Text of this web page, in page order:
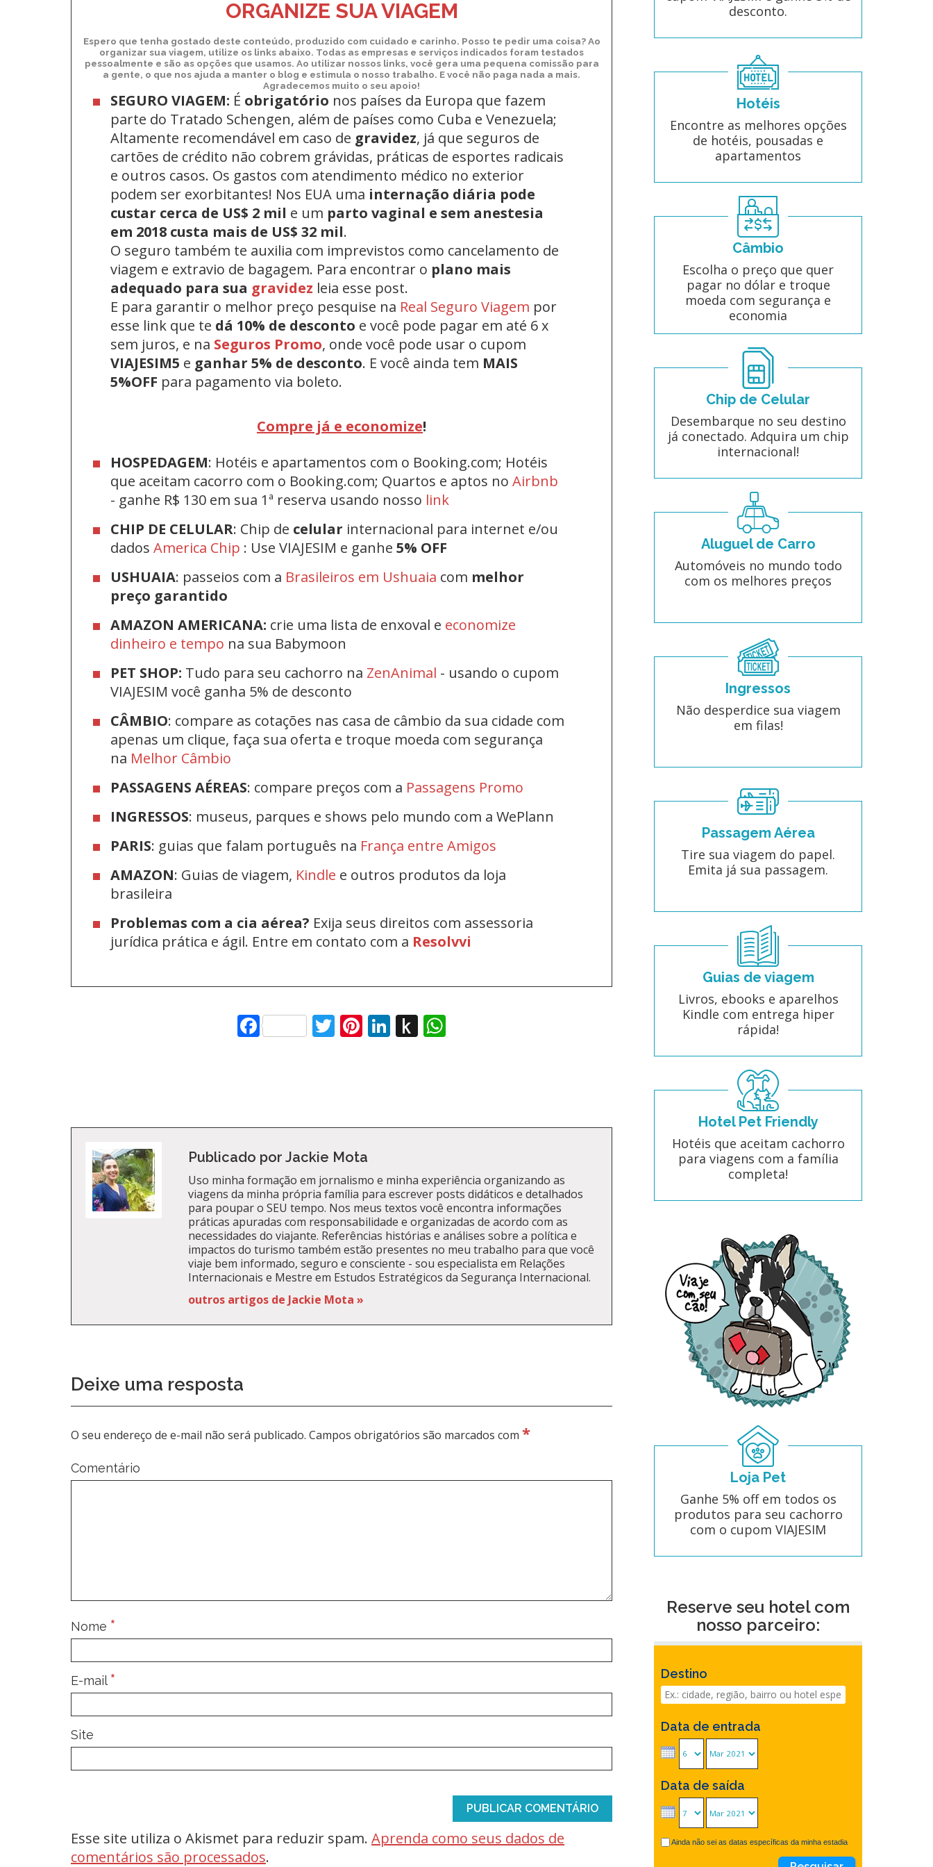
ORGANIZE SUA VIAGEM
Espero que tenha gostado deste conteúdo, produzido com cuidado e carinho. Posso te pedir uma coisa? Ao
organizar sua viagem, utilize os links abaixo. Todas as empresas e serviços indicados foram testados
pessoalmente e são as opções que usamos. Ao utilizar nossos links, você gera uma pequena comissão para
a gente, o que nos ajuda a manter o blog e estimula o nosso trabalho. E você não paga nada a mais.
Agradecemos muito o seu apoio!
SEGURO VIAGEM: É obrigatório nos países da Europa que fazem
parte do Tratado Schengen, além de países como Cuba e Venezuela;
Altamente recomendável em caso de gravidez, já que seguros de
cartões de crédito não cobrem grávidas, práticas de esportes radicais
e outros casos. Os gastos com atendimento médico no exterior
podem ser exorbitantes! Nos EUA uma internação diária pode
custar cerca de US$ 2 mil e um parto vaginal e sem anestesia
em 2018 custa mais de US$ 32 mil.
O seguro também te auxilia com imprevistos como cancelamento de
viagem e extravio de bagagem. Para encontrar o plano mais
adequado para sua gravidez leia esse post.
E para garantir o melhor preço pesquise na Real Seguro Viagem por
esse link que te dá 10% de desconto e você pode pagar em até 6 x
sem juros, e na Seguros Promo, onde você pode usar o cupom
VIAJESIM5 e ganhar 5% de desconto. E você ainda tem MAIS
5%OFF para pagamento via boleto.
Compre já e economize!
HOSPEDAGEM: Hotéis e apartamentos com o Booking.com; Hotéis
que aceitam cacorro com o Booking.com; Quartos e aptos no Airbnb
- ganhe R$ 130 em sua 1ª reserva usando nosso link
CHIP DE CELULAR: Chip de celular internacional para internet e/ou
dados America Chip : Use VIAJESIM e ganhe 5% OFF
USHUAIA: passeios com a Brasileiros em Ushuaia com melhor
preço garantido
AMAZON AMERICANA: crie uma lista de enxoval e economize
dinheiro e tempo na sua Babymoon
PET SHOP: Tudo para seu cachorro na ZenAnimal - usando o cupom
VIAJESIM você ganha 5% de desconto
CÂMBIO: compare as cotações nas casa de câmbio da sua cidade com
apenas um clique, faça sua oferta e troque moeda com segurança
na Melhor Câmbio
PASSAGENS AÉREAS: compare preços com a Passagens Promo
INGRESSOS: museus, parques e shows pelo mundo com a WePlann
PARIS: guias que falam português na França entre Amigos
AMAZON: Guias de viagem, Kindle e outros produtos da loja
brasileira
Problemas com a cia aérea? Exija seus direitos com assessoria
jurídica prática e ágil. Entre em contato com a Resolvvi
FacebookTwitter
Pinterest
LinkedIn
Push
Publicado por Jackie Mota
Uso minha formação em jornalismo e minha experiência organizando as
viagens da minha própria família para escrever posts didáticos e detalhados
para poupar o SEU tempo. Nos meus textos você encontra informações
práticas apuradas com responsabilidade e organizadas de acordo com as
necessidades do viajante. Referências histórias e análises sobre a política e
impactos do turismo também estão presentes no meu trabalho para que você
viaje bem informado, seguro e consciente - sou especialista em Relações
Internacionais e Mestre em Estudos Estratégicos da Segurança Internacional.
outros artigos de Jackie Mota »
Deixe uma resposta
O seu endereço de e-mail não será publicado. Campos obrigatórios são marcados com *
Comentário
Nome *
E-mail *
Site
Esse site utiliza o Akismet para reduzir spam. Aprenda como seus dados de
comentários são processados.
desconto.
Hotéis
Encontre as melhores opções
de hotéis, pousadas e
apartamentos
Câmbio
Escolha o preço que quer
pagar no dólar e troque
moeda com segurança e
economia
Chip de Celular
Desembarque no seu destino
já conectado. Adquira um chip
internacional!
Aluguel de Carro
Automóveis no mundo todo
com os melhores preços
Ingressos
Não desperdice sua viagem
em filas!
Passagem Aérea
Tire sua viagem do papel.
Emita já sua passagem.
Guias de viagem
Livros, ebooks e aparelhos
Kindle com entrega hiper
rápida!
Hotel Pet Friendly
Hotéis que aceitam cachorro
para viagens com a família
completa!
Loja Pet
Ganhe 5% off em todos os
produtos para seu cachorro
com o cupom VIAJESIM
Reserve seu hotel com
nosso parceiro:
Destino
Data de entrada
Data de saída
Ainda não sei as datas específicas da minha estadia